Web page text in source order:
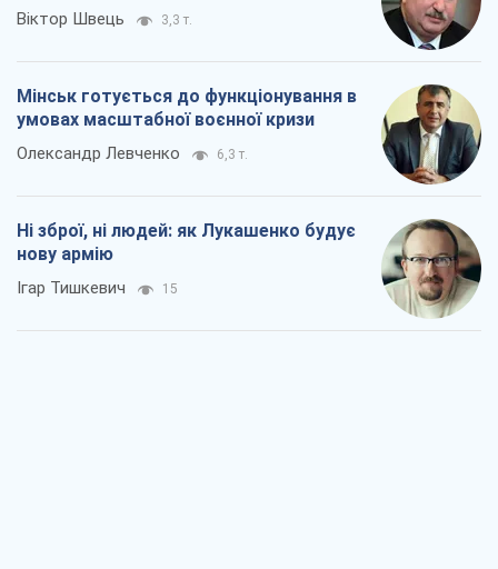
Віктор Швець 3,3 т.
Мінськ готується до функціонування в
умовах масштабної воєнної кризи
Олександр Левченко 6,3 т.
Ні зброї, ні людей: як Лукашенко будує
нову армію
Ігар Тишкевич 15